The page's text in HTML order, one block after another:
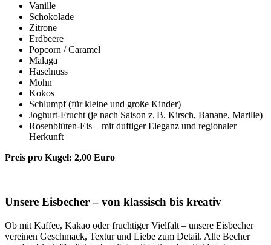
Vanille
Schokolade
Zitrone
Erdbeere
Popcorn / Caramel
Malaga
Haselnuss
Mohn
Kokos
Schlumpf (für kleine und große Kinder)
Joghurt-Frucht (je nach Saison z. B. Kirsch, Banane, Marille)
Rosenblüten-Eis – mit duftiger Eleganz und regionaler
Herkunft
Preis pro Kugel: 2,00 Euro
Unsere Eisbecher – von klassisch bis kreativ
Ob mit Kaffee, Kakao oder fruchtiger Vielfalt – unsere Eisbecher
vereinen Geschmack, Textur und Liebe zum Detail. Alle Becher